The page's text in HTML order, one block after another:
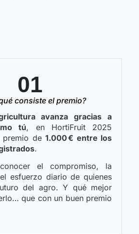
01
consiste el premio?
avanza gracias a
tú, en HortiFruit 2025
premio de 1.000 € entre los
.
el compromiso, la
esfuerzo diario de quienes
del agro. Y qué mejor
que con un buen premio